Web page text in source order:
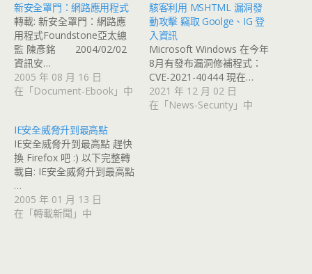
新安全罩門：網路應用程式
轉載: 新安全罩門：網路應
用程式Foundstone亞太總
監 陳彥銘 2004/02/02
資訊安…
2005 年 08 月 16 日
在「Document-Ebook」中
駭客利用 MSHTML 漏洞發
動攻擊 竊取 Goolge、IG 登
入資訊
Microsoft Windows 在今年
8月有發布漏洞修補程式：
CVE-2021-40444 現在…
2021 年 12 月 02 日
在「News-Security」中
IE安全威脅升到最高點
IE安全威脅升到最高點 趕快
換 Firefox 吧 :) 以下完整轉
載自: IE安全威脅升到最高點
…
2005 年 01 月 13 日
在「轉載新聞」中